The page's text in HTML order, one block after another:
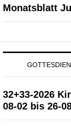
Monatsblatt
32+33-2026
08-02 bis 26-